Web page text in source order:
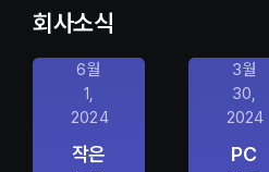
회사소식
6월
1,
2024
작은
3월
30,
2024
PC